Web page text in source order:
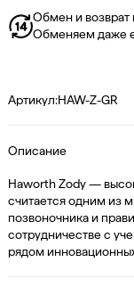
Обмен и возврат
Обменяем даже
Артикул:HAW-Z-GR
Описание
Haworth Zody —
считается одним из
позвоночника и
сотрудничестве с
рядом